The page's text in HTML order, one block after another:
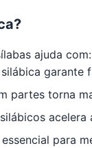
ajuda com:
garante
partes torna
acelera
para